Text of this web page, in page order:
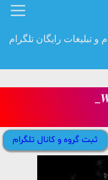
و تبلیغات رایگان تلگرام
ثبت گروه و کانال تلگرام